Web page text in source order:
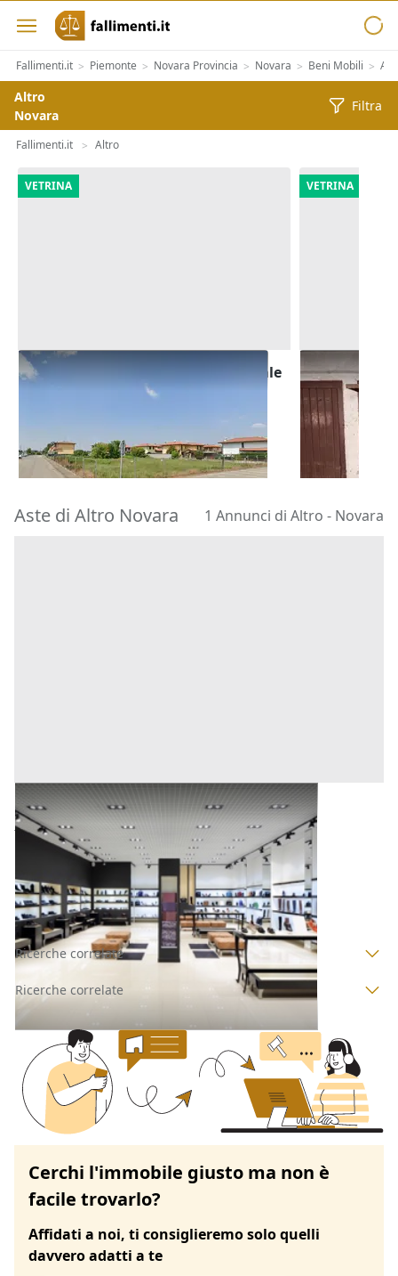
Fallimenti.it > Piemonte > Novara Provincia > Novara > Beni Mobili >
Altro
Novara
Filtra
Fallimenti.it > Altro
VETRINA
Asta Terreno edificabile residenziale
23/09/2026
VETRINA
Asta
Varese
4.230 €
18/09/2026
Aste di Altro Novara 1 Annunci di Altro - Novara
Altro all'asta a Novara
Novara (Novara)
13.000 €
Codice asta:
c218e540
Asta chiusa
Ricerche correlate
Ricerche correlate
Cerchi l'immobile giusto ma non è
facile trovarlo?
Affidati a noi, ti consiglieremo solo quelli
davvero adatti a te